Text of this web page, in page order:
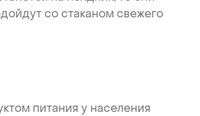
со стаканом свежего
питания у населения